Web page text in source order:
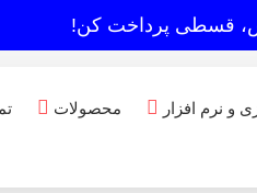
قسطی پرداخت کن!
و نرم افزار محصولات